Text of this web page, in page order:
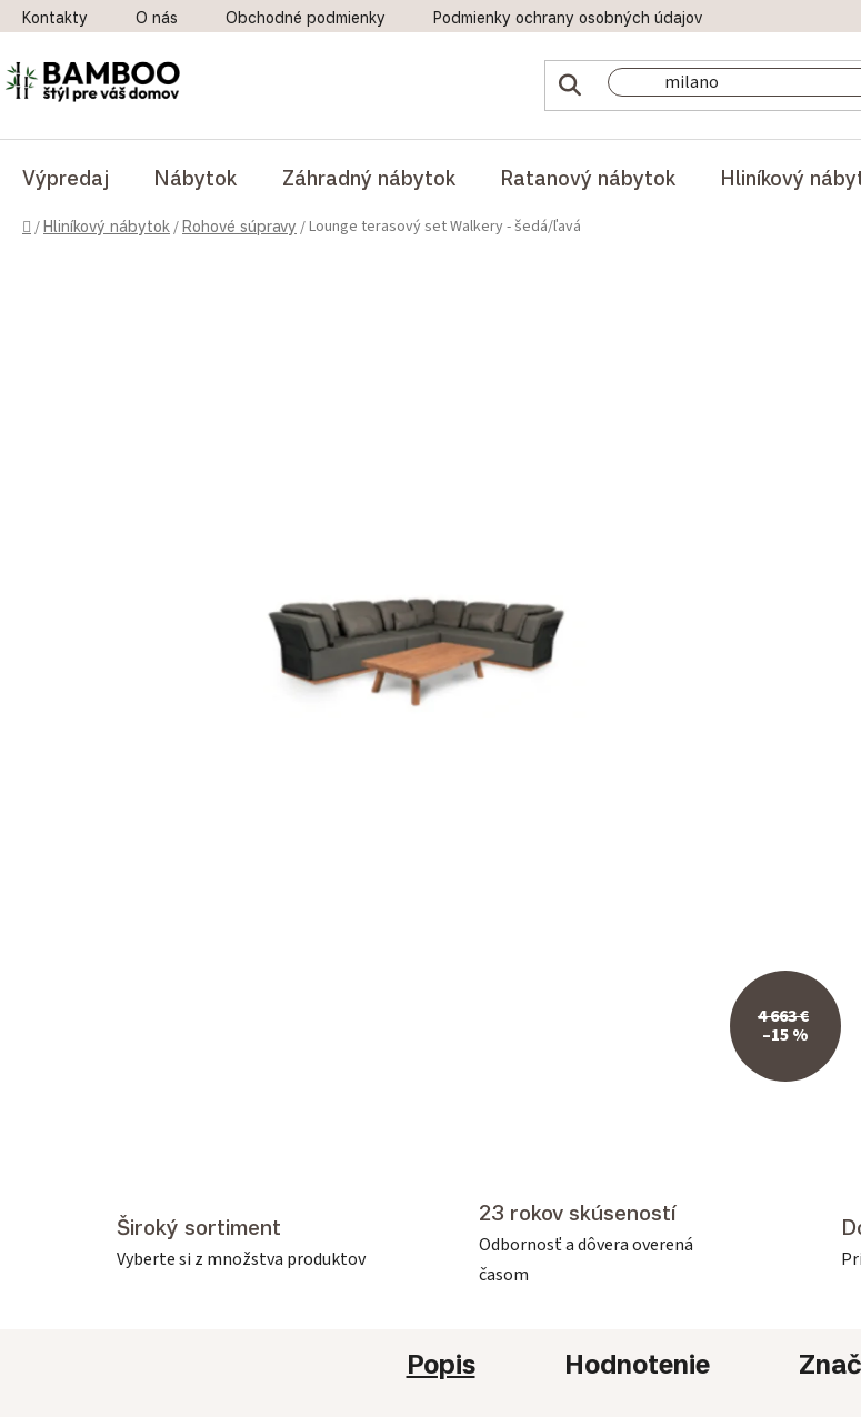
Prejsť na obsah
Kontakty O nás Obchodné podmienky Podmienky ochrany osobných údajov
Výpredaj Nábytok Záhradný nábytok Ratanový nábytok Hliníkový
Domov
/Hliníkový nábytok /Rohové súpravy /Lounge terasový set Walkery - šedá/ľavá
4 663 €
–15 %
Široký sortiment
Vyberte si z množstva produktov
23 rokov skúseností
Odbornosť a dôvera overená
časom
Popis Hodnotenie